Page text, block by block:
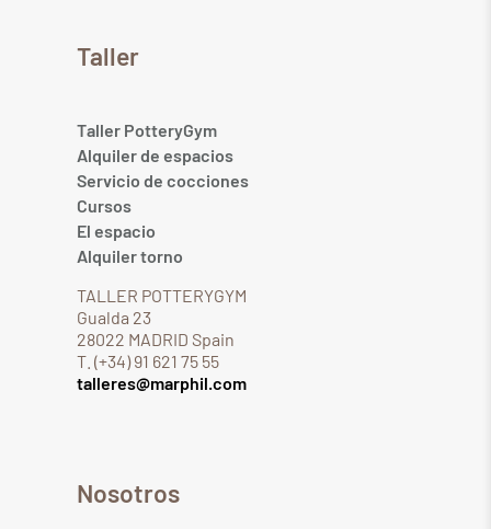
Taller
Taller PotteryGym
Alquiler de espacios
Servicio de cocciones
Cursos
El espacio
Alquiler torno
TALLER POTTERYGYM
Gualda 23
28022 MADRID Spain
T. (+34) 91 621 75 55
talleres@marphil.com
Nosotros